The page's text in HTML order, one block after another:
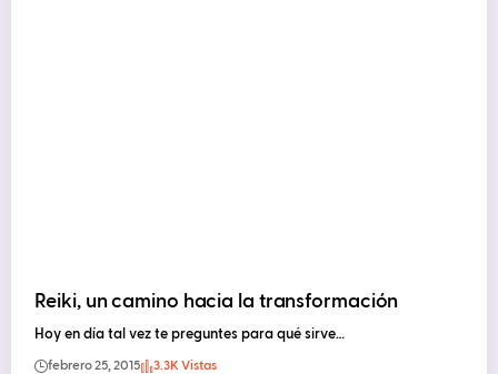
Reiki, un camino hacia la transformación
Hoy en día tal vez te preguntes para qué sirve…
febrero 25, 2015 3.3K Vistas